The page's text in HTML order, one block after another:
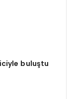
buluştu